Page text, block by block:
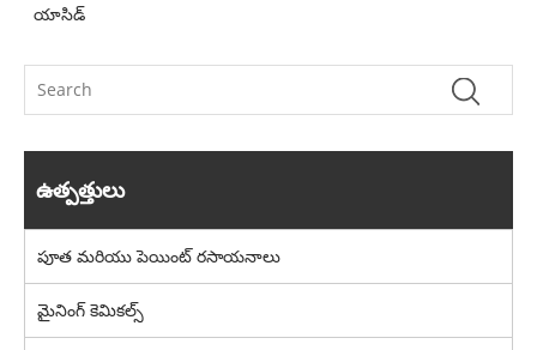
యాసిడ్
ఉత్పత్తులు
పూత మరియు పెయింట్ రసాయనాలు
మైనింగ్ కెమికల్స్